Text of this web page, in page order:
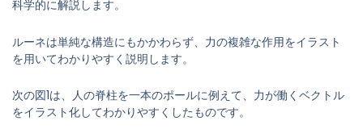
科学的に解説します。
ルーネは単純な構造にもかかわらず、力の複雑な作用をイラスト
を用いてわかりやすく説明します。
次の図1は、人の脊柱を一本のポールに例えて、力が働くベクトル
をイラスト化してわかりやすくしたものです。